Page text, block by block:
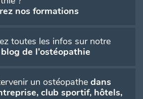
nos formations
toutes les infos sur notre
de l'ostéopathie
un ostéopathe dans
club sportif, hôtels,